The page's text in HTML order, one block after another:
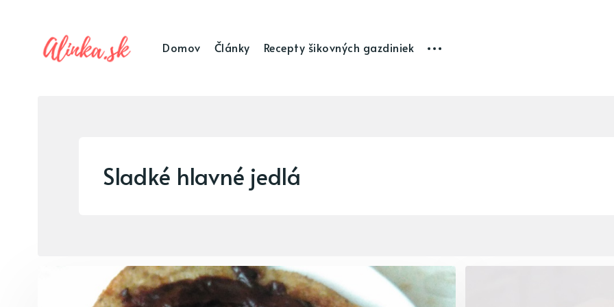
Domov Články Recepty šikovných gazdiniek
Sladké hlavné jedlá